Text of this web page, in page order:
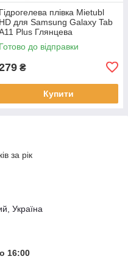
Гідрогелева плівка Mietubl
HD для Samsung Galaxy Tab
Plus Глянцева
Готово до відправки
₴
Купити
за рік
Україна
16:00